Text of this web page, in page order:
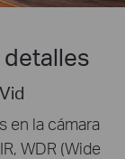
en la cámara
WDR (Wide